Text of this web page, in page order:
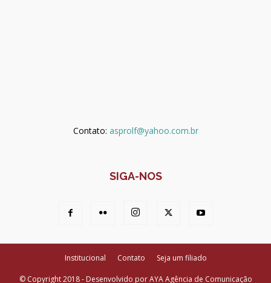
Contato: asprolf@yahoo.com.br
SIGA-NOS
Institucional Contato Seja um filiado
© Copyright 2018 - Desenvolvido por AYA Agência de Comunicação